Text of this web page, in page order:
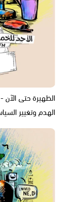
الظهيرة حتى الآن
الهدم وتغيير